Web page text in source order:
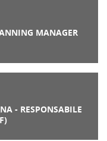
MANAGER
- RESPONSABILE